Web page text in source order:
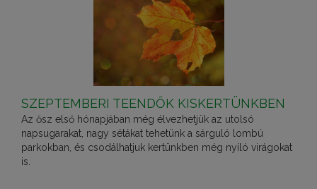
SZEPTEMBERI TEENDŐK KISKERTÜNKBEN
Az ősz első hónapjában még élvezhetjük az utolsó
napsugarakat, nagy sétákat tehetünk a sárguló lombú
parkokban, és csodálhatjuk kertünkben még nyíló virágokat
is.